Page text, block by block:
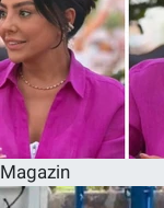
Magazin